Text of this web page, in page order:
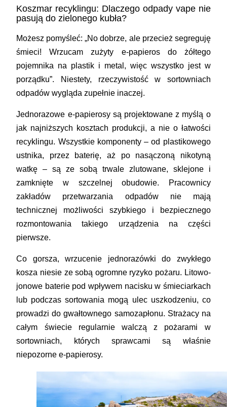
Koszmar recyklingu: Dlaczego odpady vape nie
pasują do zielonego kubła?
Możesz pomyśleć: „No dobrze, ale przecież segreguję
śmieci! Wrzucam zużyty e-papieros do żółtego
pojemnika na plastik i metal, więc wszystko jest w
porządku”. Niestety, rzeczywistość w sortowniach
odpadów wygląda zupełnie inaczej.
Jednorazowe e-papierosy są projektowane z myślą o
jak najniższych kosztach produkcji, a nie o łatwości
recyklingu. Wszystkie komponenty – od plastikowego
ustnika, przez baterię, aż po nasączoną nikotyną
watkę – są ze sobą trwale zlutowane, sklejone i
zamknięte w szczelnej obudowie. Pracownicy
zakładów przetwarzania odpadów nie mają
technicznej możliwości szybkiego i bezpiecznego
rozmontowania takiego urządzenia na części
pierwsze.
Co gorsza, wrzucenie jednorazówki do zwykłego
kosza niesie ze sobą ogromne ryzyko pożaru. Litowo-
jonowe baterie pod wpływem nacisku w śmieciarkach
lub podczas sortowania mogą ulec uszkodzeniu, co
prowadzi do gwałtownego samozapłonu. Strażacy na
całym świecie regularnie walczą z pożarami w
sortowniach, których sprawcami są właśnie
niepozorne e-papierosy.